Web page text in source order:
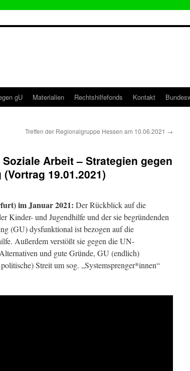
gU Materialien Rechtshilfefonds Kontakt
Treffen der Regionalgruppe Hessen am 10.06.2021 →
Arbeit – Strategien gegen
19.01.2021)
im Januar 2021: Der Rückblick auf die
Kinder- und Jugendhilfe und der sie begründenden
(GU) dysfunktional ist bezogen auf die
Außerdem verstößt sie gegen die UN-
und gute Gründe, GU (endlich)
Streit um sog. „Systemsprenger*innen“